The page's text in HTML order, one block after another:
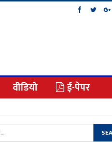
वीडियो ई-पेपर